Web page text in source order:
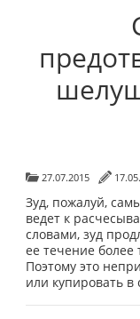
27.07.2015
Зуд, пожалуй,
ведет к
словами, зуд
ее течение
Поэтому это
или купировать